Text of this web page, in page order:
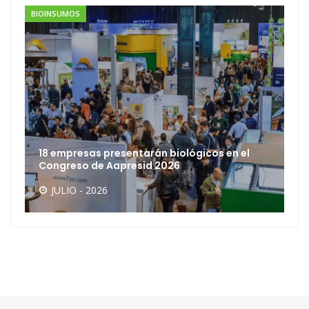
BIOINSUMOS
18 empresas presentarán biológicos en el
Congreso de Aapresid 2026
JULIO - 2026